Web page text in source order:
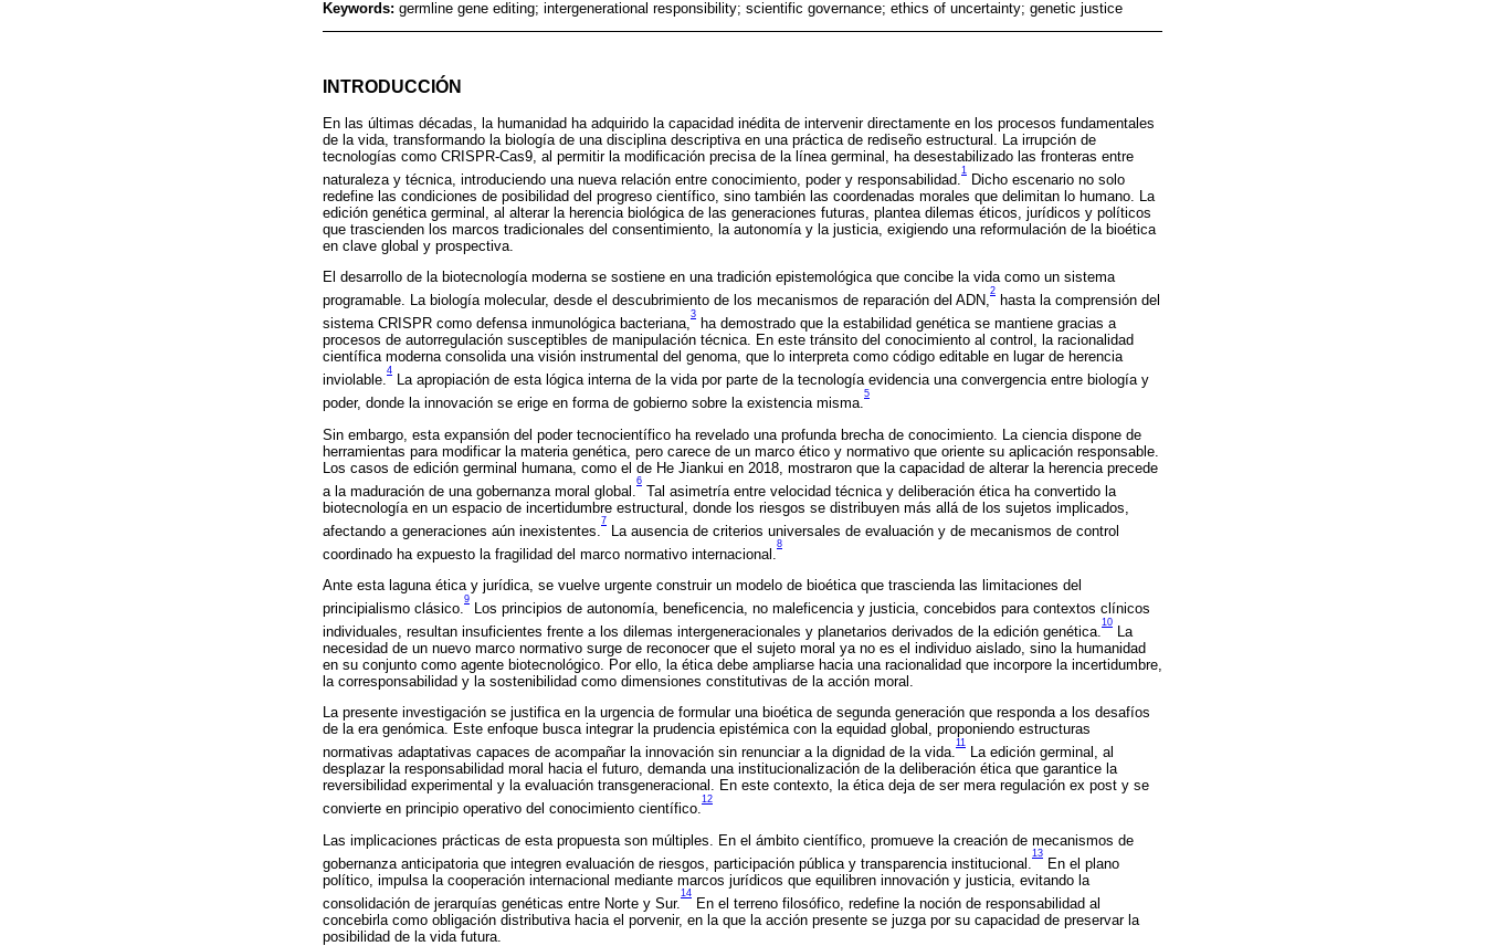
Keywords: germline gene editing; intergenerational responsibility; scientific governance; ethics of uncertainty; genetic justice
INTRODUCCIÓN
En las últimas décadas, la humanidad ha adquirido la capacidad inédita de intervenir directamente en los procesos fundamentales
de la vida, transformando la biología de una disciplina descriptiva en una práctica de rediseño estructural. La irrupción de
tecnologías como CRISPR-Cas9, al permitir la modificación precisa de la línea germinal, ha desestabilizado las fronteras entre
naturaleza y técnica, introduciendo una nueva relación entre conocimiento, poder y responsabilidad.
1
Dicho escenario no solo
redefine las condiciones de posibilidad del progreso científico, sino también las coordenadas morales que delimitan lo humano. La
edición genética germinal, al alterar la herencia biológica de las generaciones futuras, plantea dilemas éticos, jurídicos y políticos
que trascienden los marcos tradicionales del consentimiento, la autonomía y la justicia, exigiendo una reformulación de la bioética
en clave global y prospectiva.
El desarrollo de la biotecnología moderna se sostiene en una tradición epistemológica que concibe la vida como un sistema
programable. La biología molecular, desde el descubrimiento de los mecanismos de reparación del ADN,
2
hasta la comprensión del
sistema CRISPR como defensa inmunológica bacteriana,
3
ha demostrado que la estabilidad genética se mantiene gracias a
procesos de autorregulación susceptibles de manipulación técnica. En este tránsito del conocimiento al control, la racionalidad
científica moderna consolida una visión instrumental del genoma, que lo interpreta como código editable en lugar de herencia
inviolable.
4
La apropiación de esta lógica interna de la vida por parte de la tecnología evidencia una convergencia entre biología y
poder, donde la innovación se erige en forma de gobierno sobre la existencia misma.
5
Sin embargo, esta expansión del poder tecnocientífico ha revelado una profunda brecha de conocimiento. La ciencia dispone de
herramientas para modificar la materia genética, pero carece de un marco ético y normativo que oriente su aplicación responsable.
Los casos de edición germinal humana, como el de He Jiankui en 2018, mostraron que la capacidad de alterar la herencia precede
a la maduración de una gobernanza moral global.
6
Tal asimetría entre velocidad técnica y deliberación ética ha convertido la
biotecnología en un espacio de incertidumbre estructural, donde los riesgos se distribuyen más allá de los sujetos implicados,
afectando a generaciones aún inexistentes.
7
La ausencia de criterios universales de evaluación y de mecanismos de control
coordinado ha expuesto la fragilidad del marco normativo internacional.
8
Ante esta laguna ética y jurídica, se vuelve urgente construir un modelo de bioética que trascienda las limitaciones del
principialismo clásico.
9
Los principios de autonomía, beneficencia, no maleficencia y justicia, concebidos para contextos clínicos
individuales, resultan insuficientes frente a los dilemas intergeneracionales y planetarios derivados de la edición genética.
10
La
necesidad de un nuevo marco normativo surge de reconocer que el sujeto moral ya no es el individuo aislado, sino la humanidad
en su conjunto como agente biotecnológico. Por ello, la ética debe ampliarse hacia una racionalidad que incorpore la incertidumbre,
la corresponsabilidad y la sostenibilidad como dimensiones constitutivas de la acción moral.
La presente investigación se justifica en la urgencia de formular una bioética de segunda generación que responda a los desafíos
de la era genómica. Este enfoque busca integrar la prudencia epistémica con la equidad global, proponiendo estructuras
normativas adaptativas capaces de acompañar la innovación sin renunciar a la dignidad de la vida.
11
La edición germinal, al
desplazar la responsabilidad moral hacia el futuro, demanda una institucionalización de la deliberación ética que garantice la
reversibilidad experimental y la evaluación transgeneracional. En este contexto, la ética deja de ser mera regulación ex post y se
convierte en principio operativo del conocimiento científico.
12
Las implicaciones prácticas de esta propuesta son múltiples. En el ámbito científico, promueve la creación de mecanismos de
gobernanza anticipatoria que integren evaluación de riesgos, participación pública y transparencia institucional.
13
En el plano
político, impulsa la cooperación internacional mediante marcos jurídicos que equilibren innovación y justicia, evitando la
consolidación de jerarquías genéticas entre Norte y Sur.
14
En el terreno filosófico, redefine la noción de responsabilidad al
concebirla como obligación distributiva hacia el porvenir, en la que la acción presente se juzga por su capacidad de preservar la
posibilidad de la vida futura.